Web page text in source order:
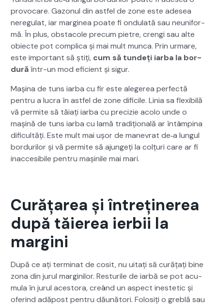
provo­care. Gazonul din ast­fel de zone este ade­sea
nereg­u­lat, iar mar­gin­ea poate fi ondu­lată sau neu­ni­for­
mă. În plus, obsta­cole pre­cum pietre, cren­gi sau alte
obiecte pot com­pli­ca și mai mult munca. Prin urmare,
este impor­tant să știți, cum să tun­deți iar­ba la bor­
durăîntr-un mod efi­cient și sig­ur.
Mași­na de tuns iar­ba cu fir este alegerea per­fec­tă
pen­tru a lucra în ast­fel de zone difi­cile. Linia sa flex­i­bilă
vă per­mite să tăi­ați iar­ba cu pre­cizie aco­lo unde o
mașină de tuns iar­ba cu lamă tradițion­ală ar întâmp­ina
difi­cultăți. Este mult mai ușor de manevrat de‑a lun­gul
bor­durilor și vă per­mite să ajungeți la colțuri care ar fi
inac­ce­si­bile pen­tru mașinile mai mari.
Curățarea și întreținerea
după tăierea ierbii la
margini
După ce ați ter­mi­nat de cosit, nu uitați să curățați bine
zona din jurul mar­gin­ilor. Res­turile de iar­bă se pot acu­
mu­la în jurul aces­to­ra, creând un aspect inestet­ic și
oferind adă­post pen­tru dăună­tori. Folosiți o gre­blă sau